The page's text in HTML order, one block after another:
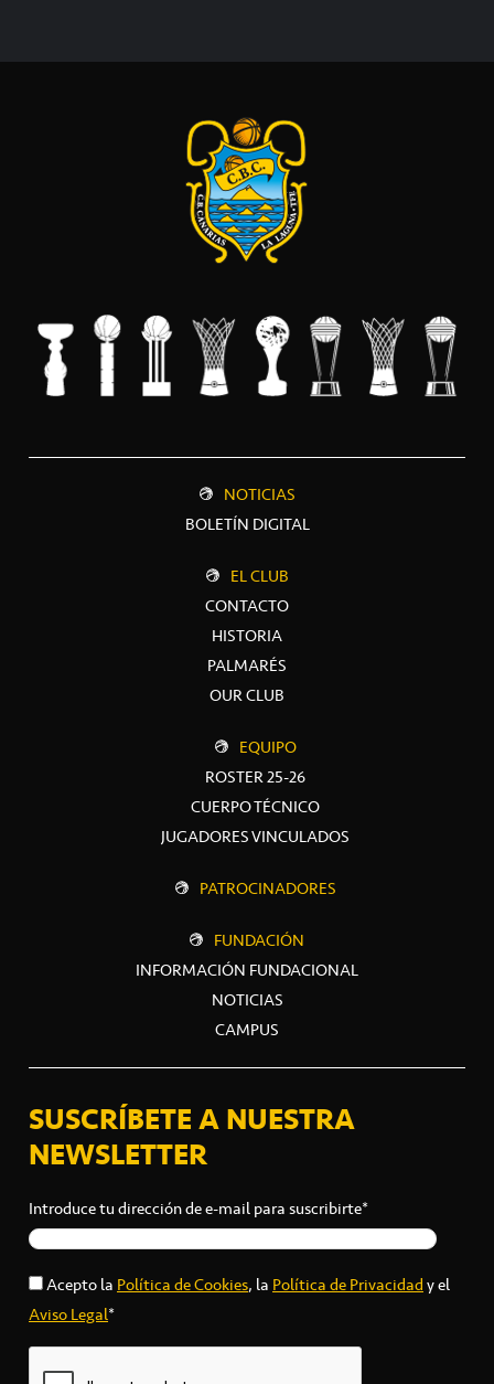
NOTICIAS
BOLETÍN DIGITAL
EL CLUB
CONTACTO
HISTORIA
PALMARÉS
OUR CLUB
EQUIPO
ROSTER 25-26
CUERPO TÉCNICO
JUGADORES VINCULADOS
PATROCINADORES
FUNDACIÓN
INFORMACIÓN FUNDACIONAL
NOTICIAS
CAMPUS
SUSCRÍBETE A NUESTRA
NEWSLETTER
Introduce tu dirección de e-mail para suscribirte*
Acepto laPolítica de Cookies, laPolítica de Privacidady el
Aviso Legal*